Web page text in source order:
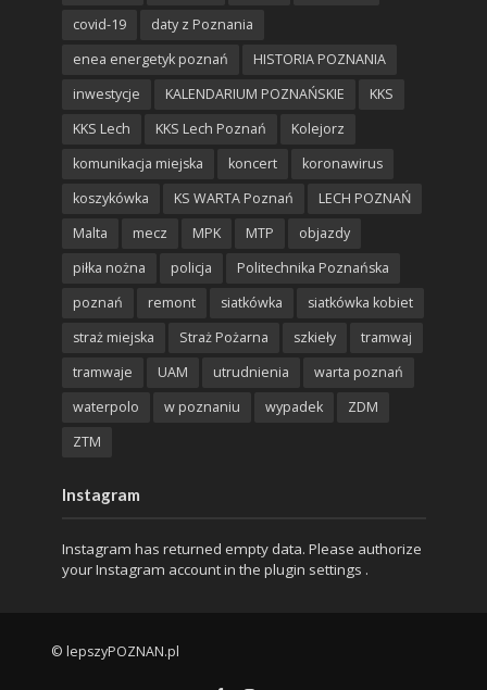
covid-19
daty z Poznania
enea energetyk poznań
HISTORIA POZNANIA
inwestycje
KALENDARIUM POZNAŃSKIE
KKS
KKS Lech
KKS Lech Poznań
Kolejorz
komunikacja miejska
koncert
koronawirus
koszykówka
KS WARTA Poznań
LECH POZNAŃ
Malta
mecz MPK MTP
objazdy
piłka nożna
policja
Politechnika Poznańska
poznań
remont siatkówka
siatkówka kobiet
straż miejska
Straż Pożarna szkieły
tramwaj
tramwaje
UAM utrudnienia
warta poznań
waterpolo
w poznaniu wypadek
ZDM
ZTM
Instagram
Instagram has returned empty data. Please authorize
your Instagram account in the plugin settings .
© lepszyPOZNAN.pl